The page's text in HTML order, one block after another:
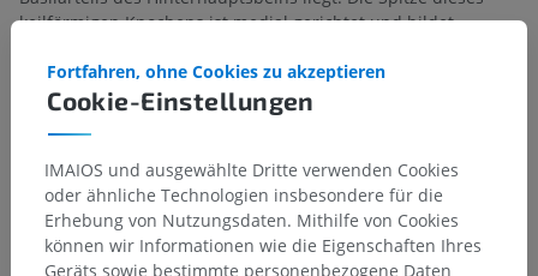
keilförmigen Knochens ist medial gerichtet und bildet
dem Körper des Keilbeins den Rand eines unregelmäßigen
Foramens, das alsZerrissenes Lochbezeichnet wird. Das
Felsenbein enthält die Öffnung des
posterior dient das Felsenbein zusammen mit dem
Hinterhauptsbein auch als Begrenzung desDrosselloches
Diese Öffnung ermöglicht den Durchtritt der Inneren
Drosselvene sowie des Nervus glossopharyngeus, des Nervus
Cookie-Einstellungen
Fortfahren, ohne Cookies zu akzeptieren
IMAIOS und ausgewählte Dritte verwenden Cookies
oder ähnliche Technologien insbesondere für die
Erhebung von Nutzungsdaten. Mithilfe von Cookies
können wir Informationen wie die Eigenschaften Ihres
Geräts sowie bestimmte personenbezogene Daten